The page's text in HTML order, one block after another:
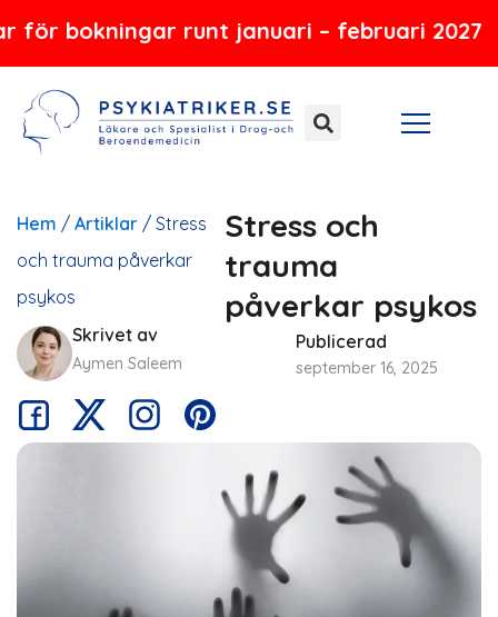
runt januari – februari 2027
Hoppa
innehåll
Hem / Artiklar / Stress
och trauma påverkar
psykos
Stress och
trauma
påverkar psykos
Skrivet av
Aymen Saleem
Publicerad
september 16, 2025